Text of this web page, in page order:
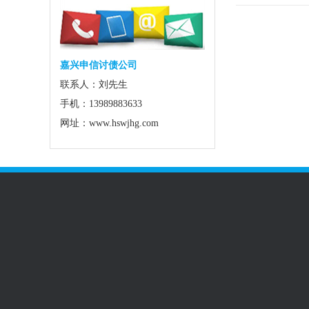
嘉兴申信讨债公司
联系人：刘先生
手机：13989883633
网址：www.hswjhg.com